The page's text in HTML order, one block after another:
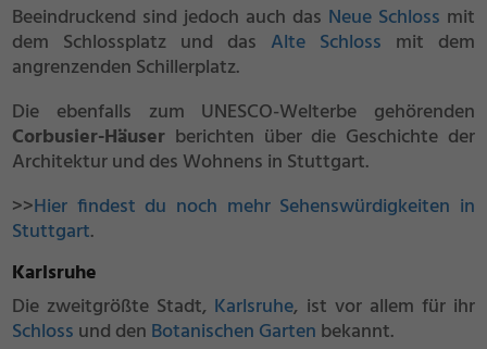
Beeindruckend sind jedoch auch das Neue Schloss mit
dem Schlossplatz und das Alte Schloss mit dem
angrenzenden Schillerplatz.
Die ebenfalls zum UNESCO-Welterbe gehörenden
Corbusier-Häuser berichten über die Geschichte der
Architektur und des Wohnens in Stuttgart.
>>Hier findest du noch mehr Sehenswürdigkeiten in
Stuttgart.
Karlsruhe
Die zweitgrößte Stadt, Karlsruhe, ist vor allem für ihr
Schloss und den Botanischen Garten bekannt.